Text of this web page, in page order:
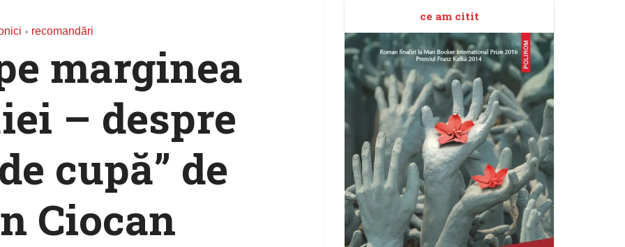
• recomandări
marginea
– despre
cupă” de
Ciocan
ce am citit